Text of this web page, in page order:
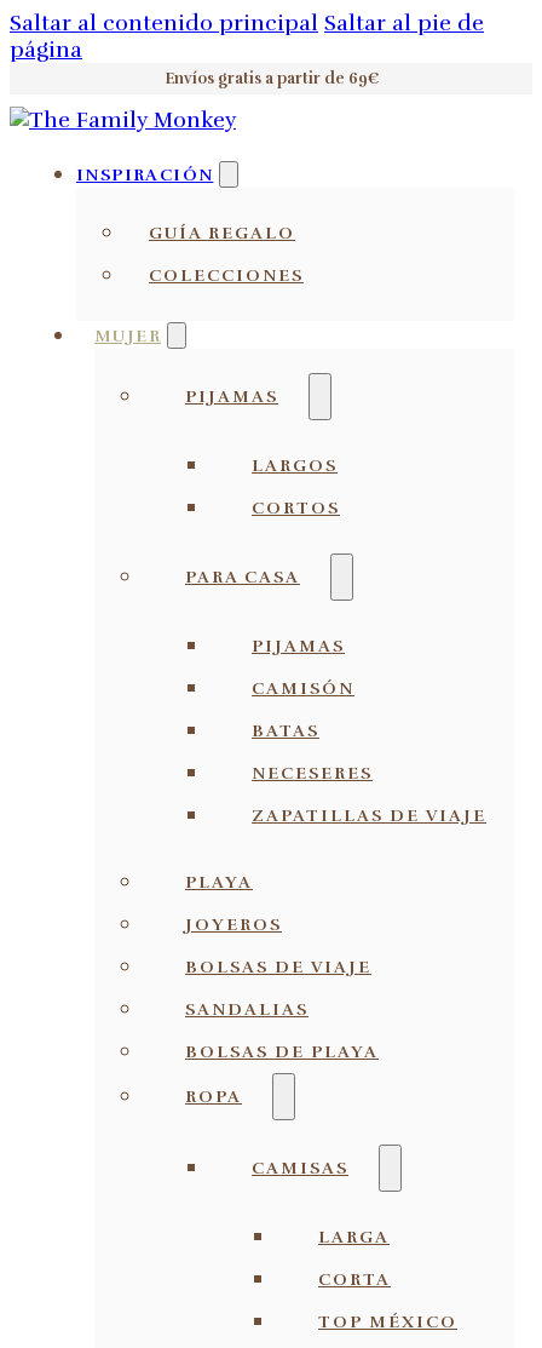
Saltar al contenido principal Saltar al pie de
página
Envíos gratis a partir de 69€
INSPIRACIÓN
GUÍA REGALO
COLECCIONES
MUJER
PIJAMAS
LARGOS
CORTOS
PARA CASA
PIJAMAS
CAMISÓN
BATAS
NECESERES
ZAPATILLAS DE VIAJE
PLAYA
JOYEROS
BOLSAS DE VIAJE
SANDALIAS
BOLSAS DE PLAYA
ROPA
CAMISAS
LARGA
CORTA
TOP MÉXICO